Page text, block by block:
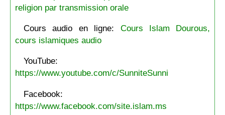
religion par transmission orale
Cours audio en ligne: Cours Islam Dourous,
cours islamiques audio
YouTube:
https://www.youtube.com/c/SunniteSunni
Facebook:
https://www.facebook.com/site.islam.ms